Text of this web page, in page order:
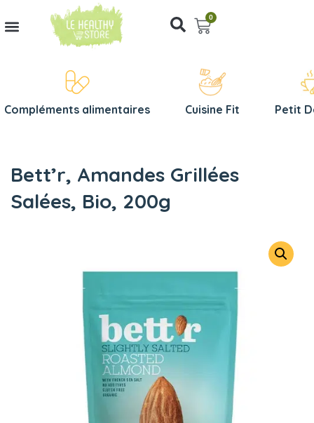
0
Compléments alimentaires Cuisine Fit Petit
Bett’r, Amandes Grillées
Salées, Bio, 200g